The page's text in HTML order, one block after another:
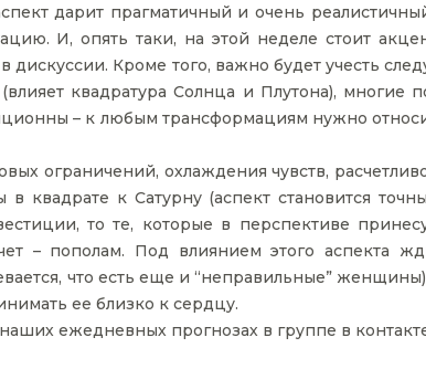
дарит прагматичный и очень
И, опять таки, на этой неделе стоит
дискуссии. Кроме того, важно будет учесть
квадратура Солнца и Плутона), многие
– к любым трансформациям нужно
ограничений, охлаждения чувств,
квадрате к Сатурну (аспект становится
то те, которые в перспективе
– пополам. Под влиянием этого аспекта
что есть еще и “неправильные”
ее близко к сердцу.
ежедневных прогнозах в группе в